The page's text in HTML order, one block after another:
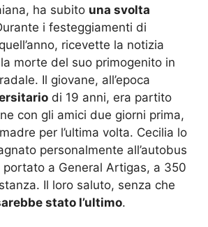
ha subito una svolta
i festeggiamenti di
ricevette la notizia
morte del suo primogenito in
Il giovane, all’epoca
di 19 anni, era partito
con gli amici due giorni prima,
per l’ultima volta. Cecilia lo
personalmente all’autobus
a General Artigas, a 350
Il loro saluto, senza che
stato l’ultimo.